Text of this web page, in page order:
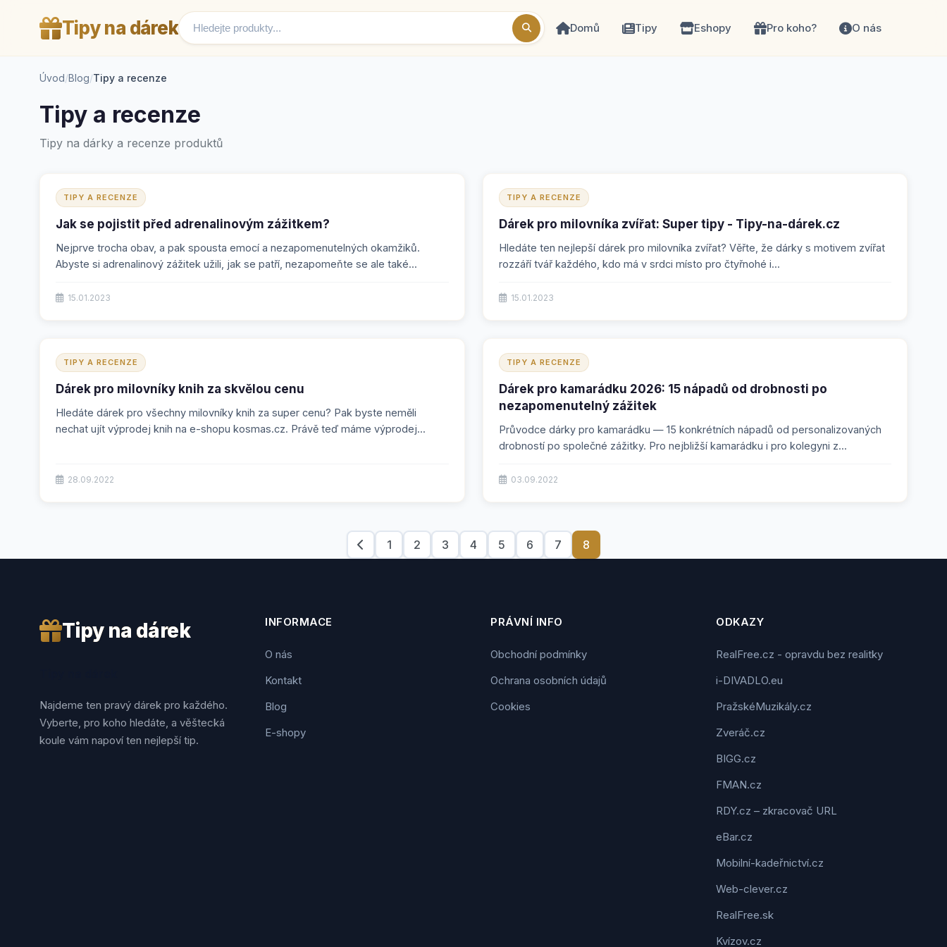
Tipy na dárek Domů Tipy Eshopy Pro koho? O nás
Úvod/Blog/Tipy a recenze
Tipy a recenze
Tipy na dárky a recenze produktů
TIPY A RECENZE
Jak se pojistit před adrenalinovým zážitkem?
Nejprve trocha obav, a pak spousta emocí a nezapomenutelných okamžiků.
Abyste si adrenalinový zážitek užili, jak se patří, nezapomeňte se ale také...
15.01.2023
TIPY A RECENZE
Dárek pro milovníka zvířat: Super tipy - Tipy-na-dárek.cz
Hledáte ten nejlepší dárek pro milovníka zvířat? Věřte, že dárky s motivem zvířat
rozzáří tvář každého, kdo má v srdci místo pro čtyřnohé i...
15.01.2023
TIPY A RECENZE
Dárek pro milovníky knih za skvělou cenu
Hledáte dárek pro všechny milovníky knih za super cenu? Pak byste neměli
nechat ujít výprodej knih na e-shopu kosmas.cz. Právě teď máme výprodej...
28.09.2022
TIPY A RECENZE
Dárek pro kamarádku 2026: 15 nápadů od drobnosti po
nezapomenutelný zážitek
Průvodce dárky pro kamarádku — 15 konkrétních nápadů od personalizovaných
drobností po společné zážitky. Pro nejbližší kamarádku i pro kolegyni z...
03.09.2022
1 2 3 4 5 6 7 8
Tipy na dárek
Najdeme ten pravý dárek pro každého.
Vyberte, pro koho hledáte, a věštecká
koule vám napoví ten nejlepší tip.
INFORMACE
O nás
Kontakt
Blog
E-shopy
PRÁVNÍ INFO
Obchodní podmínky
Ochrana osobních údajů
Cookies
ODKAZY
RealFree.cz - opravdu bez realitky
i-DIVADLO.eu
PražskéMuzikály.cz
Zveráč.cz
BIGG.cz
FMAN.cz
RDY.cz – zkracovač URL
eBar.cz
Mobilní-kadeřnictví.cz
Web-clever.cz
RealFree.sk
Kvízov.cz